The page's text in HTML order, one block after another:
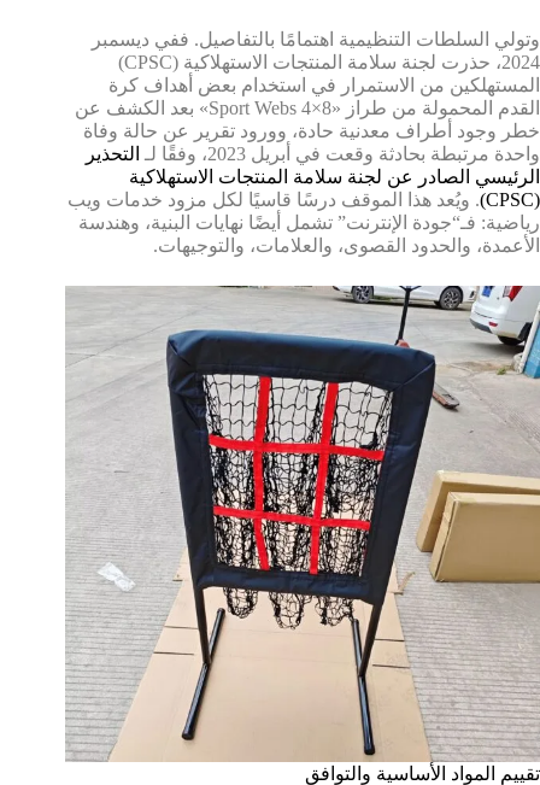
وتولي السلطات التنظيمية اهتمامًا بالتفاصيل. ففي ديسمبر
2024، حذرت لجنة سلامة المنتجات الاستهلاكية (CPSC)
المستهلكين من الاستمرار في استخدام بعض أهداف كرة
القدم المحمولة من طراز «Sport Webs 4×8» بعد الكشف عن
خطر وجود أطراف معدنية حادة، وورود تقرير عن حالة وفاة
واحدة مرتبطة بحادثة وقعت في أبريل 2023، وفقًا لـ
التحذير
الرئيسي الصادر عن لجنة سلامة المنتجات الاستهلاكية
(CPSC)
. ويُعد هذا الموقف درسًا قاسيًا لكل مزود خدمات ويب
رياضية: فـ“جودة الإنترنت” تشمل أيضًا نهايات البنية، وهندسة
الأعمدة، والحدود القصوى، والعلامات، والتوجيهات.
تقييم المواد الأساسية والتوافق